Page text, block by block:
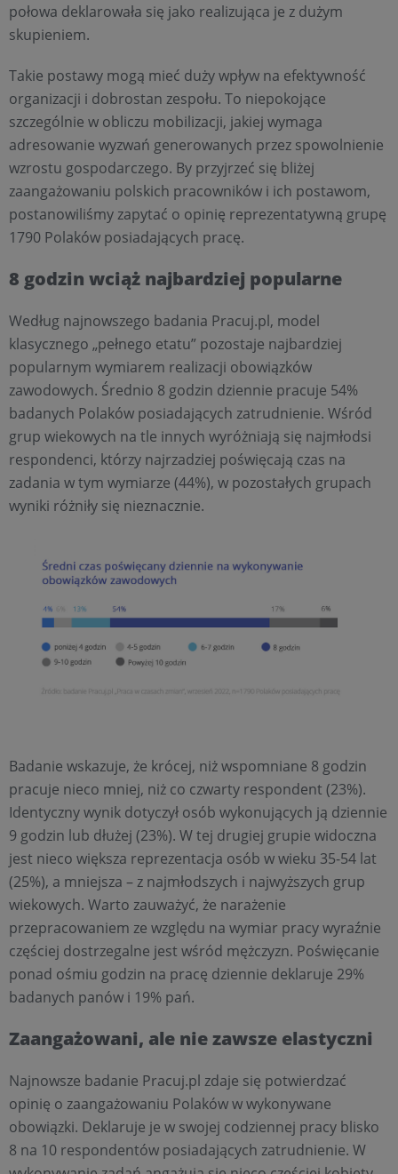
połowa deklarowała się jako realizująca je z dużym
skupieniem.
Takie postawy mogą mieć duży wpływ na efektywność
organizacji i dobrostan zespołu. To niepokojące
szczególnie w obliczu mobilizacji, jakiej wymaga
adresowanie wyzwań generowanych przez spowolnienie
wzrostu gospodarczego. By przyjrzeć się bliżej
zaangażowaniu polskich pracowników i ich postawom,
postanowiliśmy zapytać o opinię reprezentatywną grupę
1790 Polaków posiadających pracę.
8 godzin wciąż najbardziej popularne
Według najnowszego badania Pracuj.pl, model
klasycznego „pełnego etatu” pozostaje najbardziej
popularnym wymiarem realizacji obowiązków
zawodowych. Średnio 8 godzin dziennie pracuje 54%
badanych Polaków posiadających zatrudnienie. Wśród
grup wiekowych na tle innych wyróżniają się najmłodsi
respondenci, którzy najrzadziej poświęcają czas na
zadania w tym wymiarze (44%), w pozostałych grupach
wyniki różniły się nieznacznie.
Badanie wskazuje, że krócej, niż wspomniane 8 godzin
pracuje nieco mniej, niż co czwarty respondent (23%).
Identyczny wynik dotyczył osób wykonujących ją dziennie
9 godzin lub dłużej (23%). W tej drugiej grupie widoczna
jest nieco większa reprezentacja osób w wieku 35-54 lat
(25%), a mniejsza – z najmłodszych i najwyższych grup
wiekowych. Warto zauważyć, że narażenie
przepracowaniem ze względu na wymiar pracy wyraźnie
częściej dostrzegalne jest wśród mężczyzn. Poświęcanie
ponad ośmiu godzin na pracę dziennie deklaruje 29%
badanych panów i 19% pań.
Zaangażowani, ale nie zawsze elastyczni
Najnowsze badanie Pracuj.pl zdaje się potwierdzać
opinię o zaangażowaniu Polaków w wykonywane
obowiązki. Deklaruje je w swojej codziennej pracy blisko
8 na 10 respondentów posiadających zatrudnienie. W